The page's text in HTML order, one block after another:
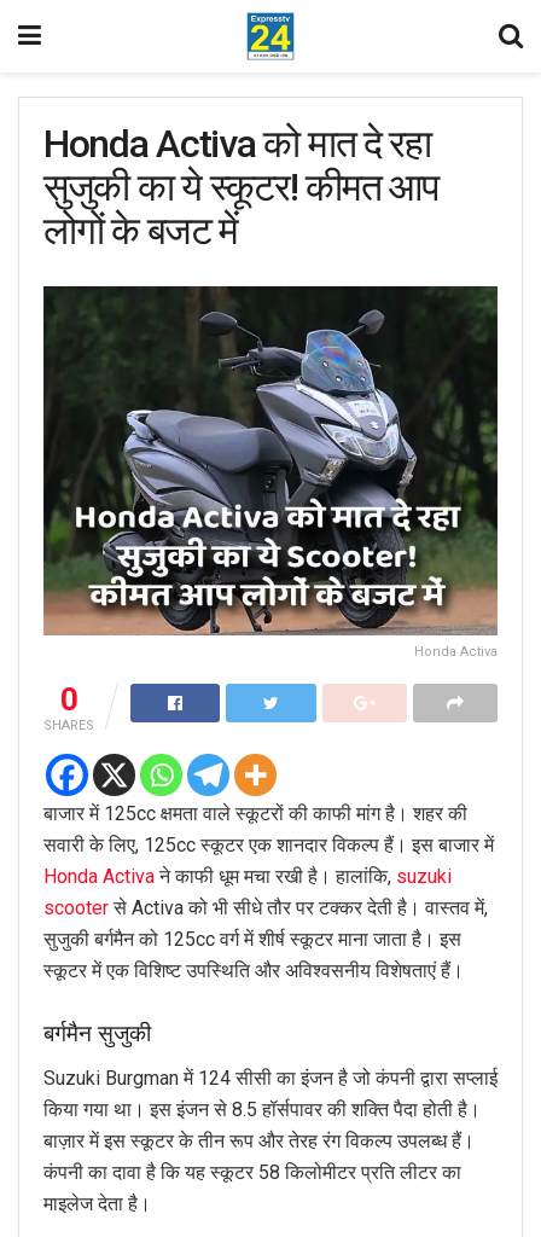
Honda Activa को मात दे रहा
सुजुकी का ये स्कूटर! कीमत आप
लोगों के बजट में
Honda Activa
0
SHARES
बाजार में 125cc क्षमता वाले स्कूटरों की काफी मांग है। शहर की
सवारी के लिए, 125cc स्कूटर एक शानदार विकल्प हैं। इस बाजार में
Honda Activaने काफी धूम मचा रखी है। हालांकि, suzuki
scooterसे Activa को भी सीधे तौर पर टक्कर देती है। वास्तव में,
सुजुकी बर्गमैन को 125cc वर्ग में शीर्ष स्कूटर माना जाता है। इस
स्कूटर में एक विशिष्ट उपस्थिति और अविश्वसनीय विशेषताएं हैं।
बर्गमैन सुजुकी
Suzuki Burgman में 124 सीसी का इंजन है जो कंपनी द्वारा सप्लाई
किया गया था। इस इंजन से 8.5 हॉर्सपावर की शक्ति पैदा होती है।
बाज़ार में इस स्कूटर के तीन रूप और तेरह रंग विकल्प उपलब्ध हैं।
कंपनी का दावा है कि यह स्कूटर 58 किलोमीटर प्रति लीटर का
माइलेज देता है।